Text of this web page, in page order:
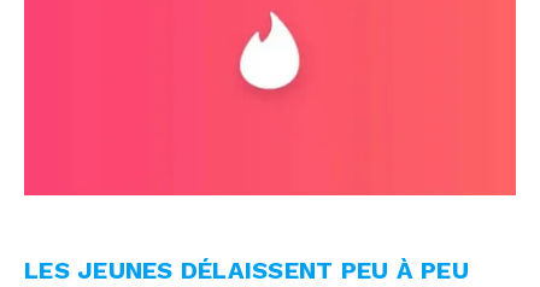
LES JEUNES DÉLAISSENT PEU À PEU